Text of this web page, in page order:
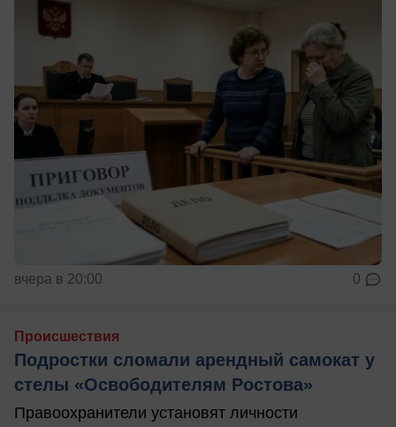
вчера в 20:00 0
Происшествия
Подростки сломали арендный самокат у
стелы «Освободителям Ростова»
Правоохранители установят личности